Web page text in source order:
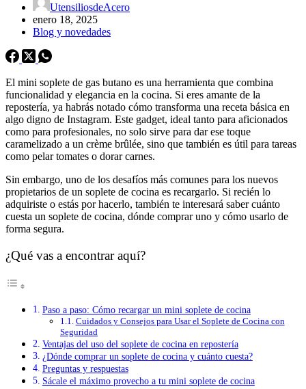
UtensiliosdeAcero
enero 18, 2025
Blog y novedades
El mini soplete de gas butano es una herramienta que combina
funcionalidad y elegancia en la cocina. Si eres amante de la
repostería, ya habrás notado cómo transforma una receta básica en
algo digno de Instagram. Este gadget, ideal tanto para aficionados
como para profesionales, no solo sirve para dar ese toque
caramelizado a un crème brûlée, sino que también es útil para tareas
como pelar tomates o dorar carnes.
Sin embargo, uno de los desafíos más comunes para los nuevos
propietarios de un soplete de cocina es recargarlo. Si recién lo
adquiriste o estás por hacerlo, también te interesará saber cuánto
cuesta un soplete de cocina, dónde comprar uno y cómo usarlo de
forma segura.
¿Qué vas a encontrar aquí?
Paso a paso: Cómo recargar un mini soplete de cocina
Cuidados y Consejos para Usar el Soplete de Cocina con
Seguridad
Ventajas del uso del soplete de cocina en repostería
¿Dónde comprar un soplete de cocina y cuánto cuesta?
Preguntas y respuestas
Sácale el máximo provecho a tu mini soplete de cocina